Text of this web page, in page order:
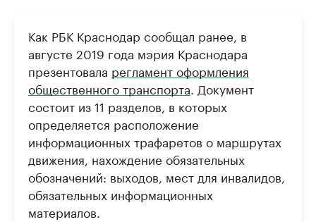
Как РБК Краснодар сообщал ранее, в
августе 2019 года мэрия Краснодара
презентовала регламент оформления
общественного транспорта. Документ
состоит из 11 разделов, в которых
определяется расположение
информационных трафаретов о маршрутах
движения, нахождение обязательных
обозначений: выходов, мест для инвалидов,
обязательных информационных
материалов.